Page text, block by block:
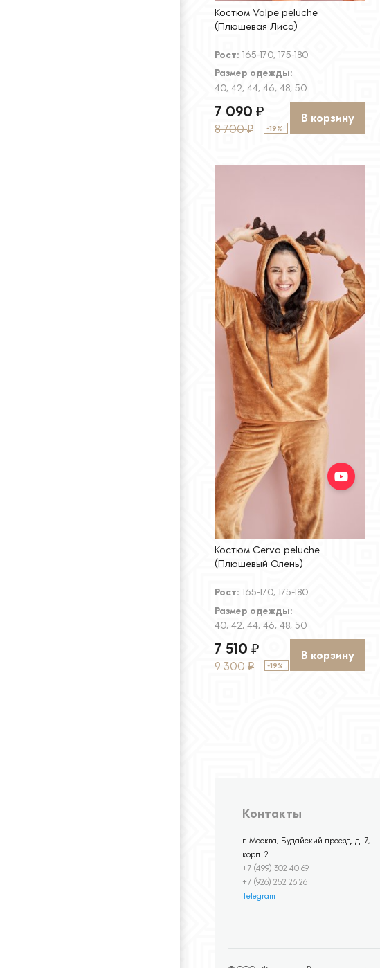
Костюм Volpe peluche
(Плюшевая Лиса)
Рост: 165-170, 175-180
Размер одежды:
40, 42, 44, 46, 48, 50
7 090 ₽
8 700₽ -19%
В корзину
Костюм Cervo peluche
(Плюшевый Олень)
Рост: 165-170, 175-180
Размер одежды:
40, 42, 44, 46, 48, 50
7 510 ₽
9 300₽ -19%
В корзину
Контакты
г. Москва, Будайский проезд, д. 7,
корп. 2
+7 (499) 302 40 69
+7 (926) 252 26 26
Telegram